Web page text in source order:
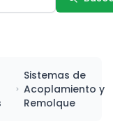
Sistemas de
Acoplamiento y
Remolque